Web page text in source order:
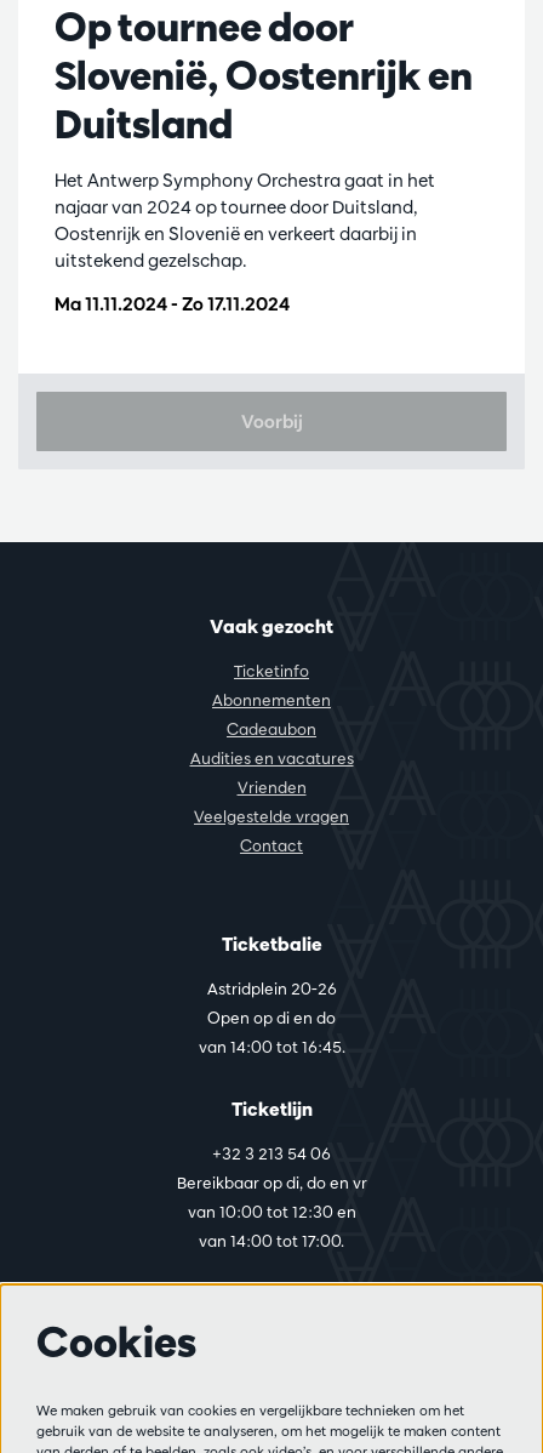
Op tournee door
Slovenië, Oostenrijk en
Duitsland
Ma 11.11.2024- Zo 17.11.2024
Het Antwerp Symphony Orchestra gaat in het
najaar van 2024 op tournee door Duitsland,
Oostenrijk en Slovenië en verkeert daarbij in
uitstekend gezelschap.
Voorbij
Vaak gezocht
Ticketinfo
Abonnementen
Cadeaubon
Audities en vacatures
Vrienden
Veelgestelde vragen
Contact
Ticketbalie
Astridplein 20-26
Open op di en do
van 14:00 tot 16:45.
Ticketlijn
+32 3 213 54 06
Bereikbaar op di, do en vr
van 10:00 tot 12:30 en
van 14:00 tot 17:00.
Privacy
Verkoopsvoorwaarden
Cookies
We maken gebruik van cookies en vergelijkbare technieken om het
gebruik van de website te analyseren, om het mogelijk te maken content